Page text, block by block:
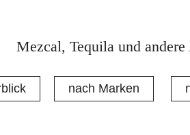
Mezcal, Tequila und
nach Marken